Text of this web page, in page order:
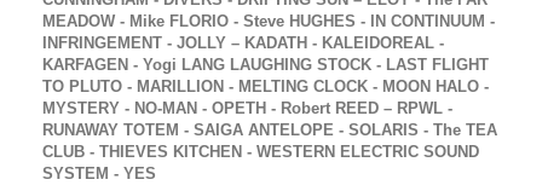
MEADOW - Mike FLORIO - Steve HUGHES - IN CONTINUUM -
INFRINGEMENT - JOLLY – KADATH - KALEIDOREAL -
KARFAGEN - Yogi LANG LAUGHING STOCK - LAST FLIGHT
TO PLUTO - MARILLION - MELTING CLOCK - MOON HALO -
MYSTERY - NO-MAN - OPETH - Robert REED – RPWL -
RUNAWAY TOTEM - SAIGA ANTELOPE - SOLARIS - The TEA
CLUB - THIEVES KITCHEN - WESTERN ELECTRIC SOUND
SYSTEM - YES